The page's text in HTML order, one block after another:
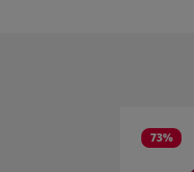
73%